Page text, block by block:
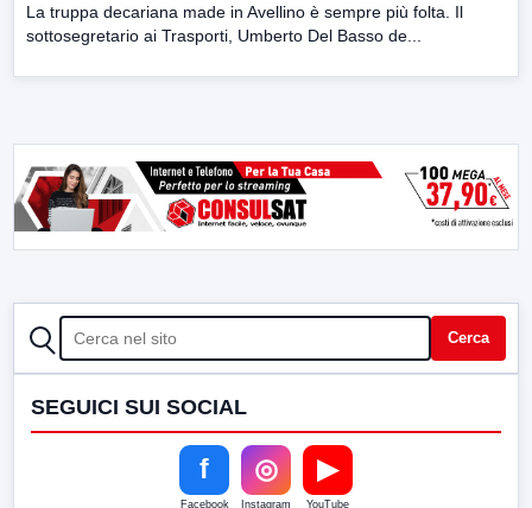
La truppa decariana made in Avellino è sempre più folta. Il
sottosegretario ai Trasporti, Umberto Del Basso de...
CERCA Cerca
SEGUICI SUI SOCIAL
f
Facebook
◎
Instagram
▶
YouTube